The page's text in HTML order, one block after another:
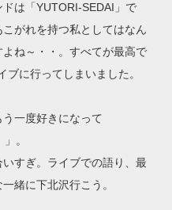
は「YUTORI-SEDAI」で
がれを持つ私としてはなん
ね～・・。すべてが最高で
に行ってしまいました。
一度好きになって
」。
すぎ。ライブでの語り、最
緒に下北沢行こう。